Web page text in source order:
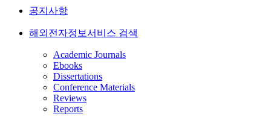
공지사항
해외전자정보서비스 검색
Academic Journals
Ebooks
Dissertations
Conference Materials
Reviews
Reports